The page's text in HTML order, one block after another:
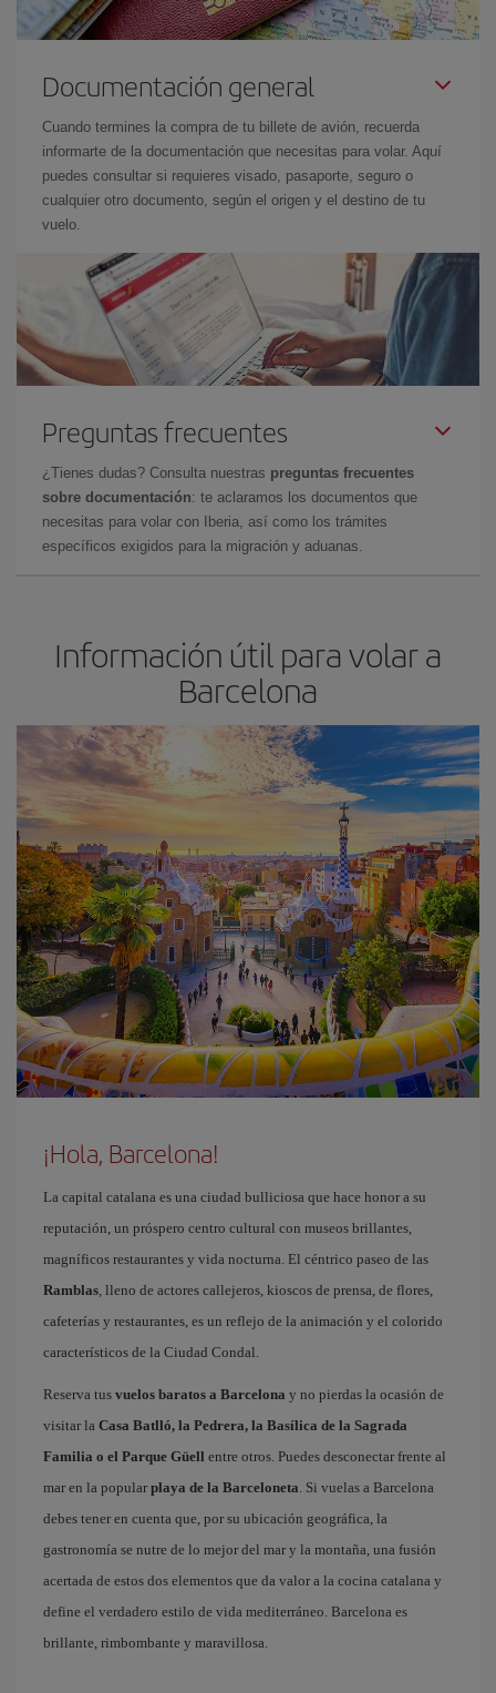
Documentación general
Cuando termines la compra de tu billete de avión, recuerda
informarte de la documentación que necesitas para volar. Aquí
puedes consultar si requieres visado, pasaporte, seguro o
cualquier otro documento, según el origen y el destino de tu
vuelo.
Preguntas frecuentes
¿Tienes dudas? Consulta nuestras preguntas frecuentes
sobre documentación: te aclaramos los documentos que
necesitas para volar con Iberia, así como los trámites
específicos exigidos para la migración y aduanas.
Información útil para volar a
Barcelona
¡Hola, Barcelona!
La capital catalana es una ciudad bulliciosa que hace honor a su
reputación, un próspero centro cultural con museos brillantes,
magníficos restaurantes y vida nocturna. El céntrico paseo de las
Ramblas, lleno de actores callejeros, kioscos de prensa, de flores,
cafeterías y restaurantes, es un reflejo de la animación y el colorido
característicos de la Ciudad Condal.
Reserva tus vuelos baratos a Barcelona y no pierdas la ocasión de
visitar la Casa Batlló, la Pedrera, la Basílica de la Sagrada
Familia o el Parque Güell entre otros. Puedes desconectar frente al
mar en la popular playa de la Barceloneta. Si vuelas a Barcelona
debes tener en cuenta que, por su ubicación geográfica, la
gastronomía se nutre de lo mejor del mar y la montaña, una fusión
acertada de estos dos elementos que da valor a la cocina catalana y
define el verdadero estilo de vida mediterráneo. Barcelona es
brillante, rimbombante y maravillosa.